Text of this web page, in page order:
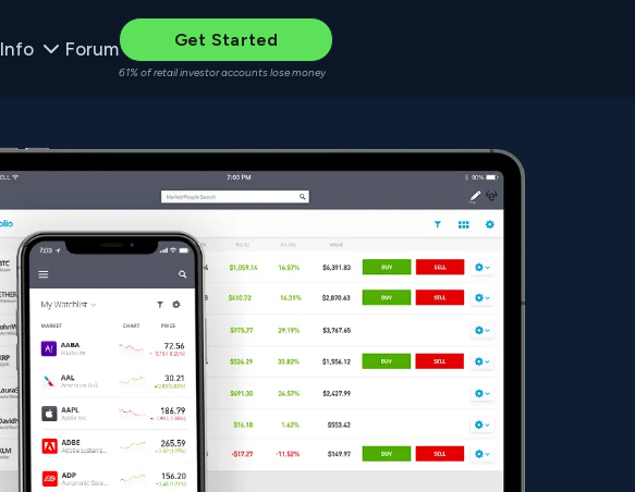
Info Forum Get Started
61% of retail investor accounts lose money